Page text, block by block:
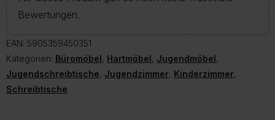
Bewertungen.
EAN: 5905359450351
Kategorien: Büromöbel, Hartmöbel, Jugendmöbel,
Jugendschreibtische, Jugendzimmer, Kinderzimmer,
Schreibtische